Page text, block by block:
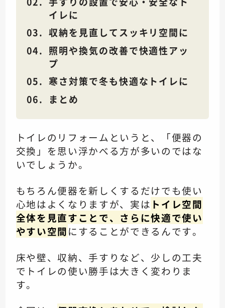
イレに
収納を見直してスッキリ空間に
照明や換気の改善で快適性アッ
プ
寒さ対策で冬も快適なトイレに
まとめ
トイレのリフォームというと、「便器の
交換」を思い浮かべる方が多いのではな
いでしょうか。
もちろん便器を新しくするだけでも使い
心地はよくなりますが、実は トイレ空間
全体を見直すことで、さらに快適で使い
やすい空間にすることができるんです。
床や壁、収納、手すりなど、少しの工夫
でトイレの使い勝手は大きく変わりま
す。